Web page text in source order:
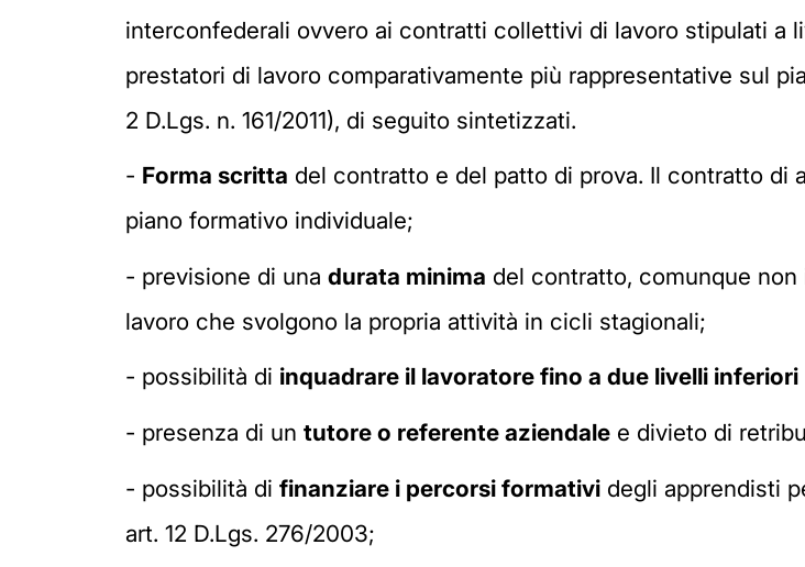
interconfederali ovvero ai contratti collettivi di lavoro stipulati a
prestatori di lavoro comparativamente più rappresentative sul
2 D.Lgs. n. 161/2011), di seguito sintetizzati.
- Forma scritta del contratto e del patto di prova. Il contratto di
piano formativo individuale;
- previsione di una durata minima del contratto, comunque
lavoro che svolgono la propria attività in cicli stagionali;
- possibilità di inquadrare il lavoratore fino a due livelli inferiori
- presenza di un tutore o referente aziendale e divieto di
- possibilità di finanziare i percorsi formativi degli apprendisti
art. 12 D.Lgs. 276/2003;